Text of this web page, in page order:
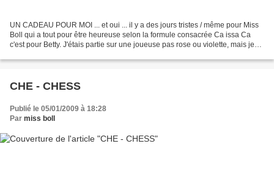
UN CADEAU POUR MOI ... et oui ... il y a des jours tristes / même pour Miss
Boll qui a tout pour être heureuse selon la formule consacrée Ca issa Ca
c'est pour Betty. J'étais partie sur une joueuse pas rose ou violette, mais je
CHE - CHESS
Publié le 05/01/2009 à 18:28
Par miss boll